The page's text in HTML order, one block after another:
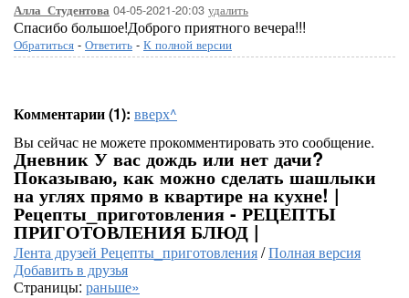
Алла_Студентова 04-05-2021-20:03 удалить
Спасибо большое!Доброго приятного вечера!!!
Обратиться - Ответить - К полной версии
Комментарии (1): вверх^
Вы сейчас не можете прокомментировать это сообщение.
Дневник У вас дождь или нет дачи?
Показываю, как можно сделать шашлыки
на углях прямо в квартире на кухне! |
Рецепты_приготовления - РЕЦЕПТЫ
ПРИГОТОВЛЕНИЯ БЛЮД |
Лента друзей Рецепты_приготовления/Полная версия
Добавить в друзья
Страницы: раньше»